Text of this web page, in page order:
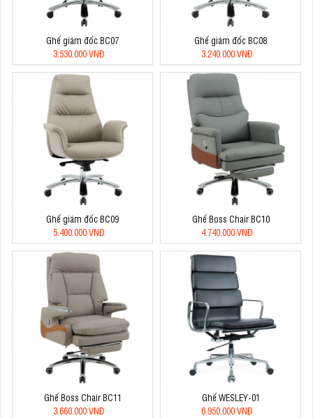
Ghế giám đốc BC07
3.530.000 VNĐ
Ghế giám đốc BC08
3.240.000 VNĐ
Ghế giám đốc BC09
5.400.000 VNĐ
Ghế Boss Chair BC10
4.740.000 VNĐ
Ghế Boss Chair BC11
3.660.000 VNĐ
Ghế WESLEY-01
6.950.000 VNĐ